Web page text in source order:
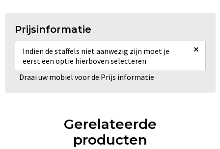
Prijsinformatie
Indien de staffels niet aanwezig zijn moet je
eerst een optie hierboven selecteren
×
Draai uw mobiel voor de Prijs informatie
Gerelateerde
producten